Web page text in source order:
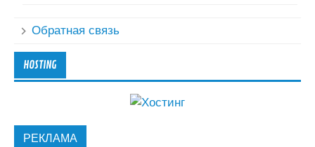
Обратная связь
HOSTING
РЕКЛАМА